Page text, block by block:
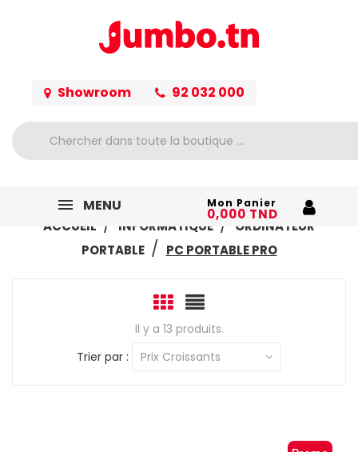
Showroom 92 032 000
MENU Mon Panier
0,000 TND
ACCUEIL INFORMATIQUE
ORDINATEUR
PORTABLE
PC PORTABLE PRO
Il y a 13 produits.
Trier par :
Prix Croissants